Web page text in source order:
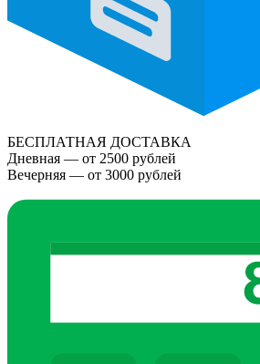
БЕСПЛАТНАЯ ДОСТАВКА
Дневная — от 2500 рублей
Вечерняя — от 3000 рублей